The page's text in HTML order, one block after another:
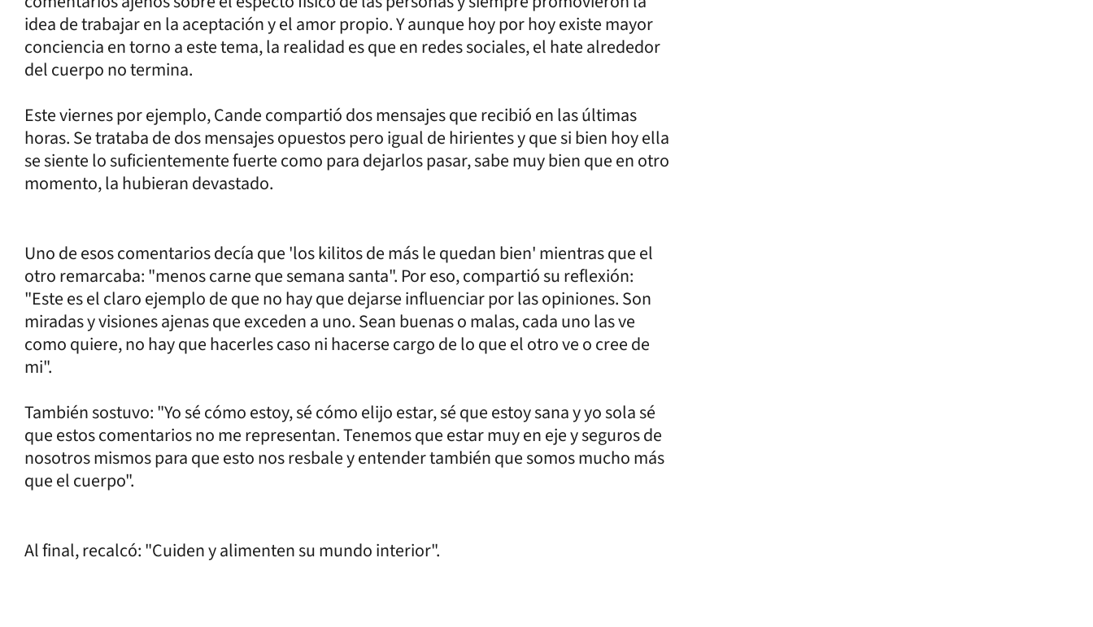
idea de trabajar en la aceptación y el amor propio. Y aunque hoy por hoy existe mayor
conciencia en torno a este tema, la realidad es que en redes sociales, el hate alrededor
del cuerpo no termina.
Este viernes por ejemplo, Cande compartió dos mensajes que recibió en las últimas
horas. Se trataba de dos mensajes opuestos pero igual de hirientes y que si bien hoy ella
se siente lo suficientemente fuerte como para dejarlos pasar, sabe muy bien que en otro
momento, la hubieran devastado.
Uno de esos comentarios decía que 'los kilitos de más le quedan bien' mientras que el
otro remarcaba: "menos carne que semana santa". Por eso, compartió su reflexión:
"Este es el claro ejemplo de que no hay que dejarse influenciar por las opiniones. Son
miradas y visiones ajenas que exceden a uno. Sean buenas o malas, cada uno las ve
como quiere, no hay que hacerles caso ni hacerse cargo de lo que el otro ve o cree de
mi".
También sostuvo: "Yo sé cómo estoy, sé cómo elijo estar, sé que estoy sana y yo sola sé
que estos comentarios no me representan. Tenemos que estar muy en eje y seguros de
nosotros mismos para que esto nos resbale y entender también que somos mucho más
que el cuerpo".
Al final, recalcó: "Cuiden y alimenten su mundo interior".